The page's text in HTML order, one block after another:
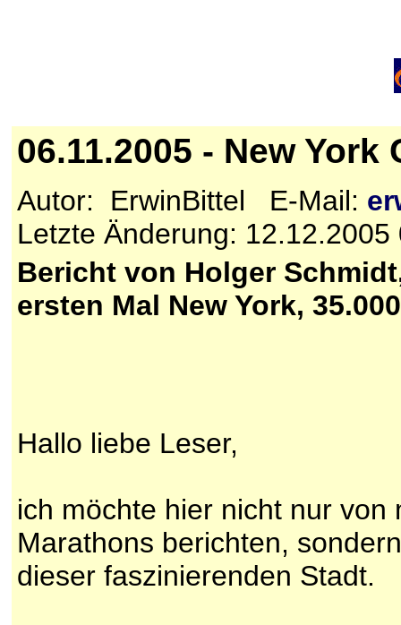
06.11.2005 - New
Autor: ErwinBittel E-Mail:
Letzte Änderung: 12.12.2005
Bericht von Holger
ersten Mal New York,
Hallo liebe Leser,
ich möchte hier nicht nur
Marathons berichten,
dieser faszinierenden Stadt.